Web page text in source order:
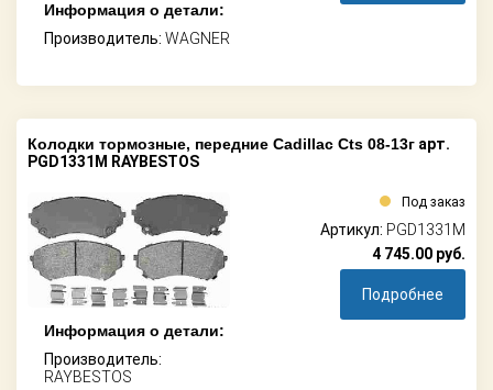
Информация о детали:
Производитель: WAGNER
Колодки тормозные, передние Cadillac Cts 08-13г арт.
PGD1331M RAYBESTOS
Информация о детали:
Производитель:
RAYBESTOS
Под заказ
Артикул: PGD1331M
4 745.00 руб.
Подробнее